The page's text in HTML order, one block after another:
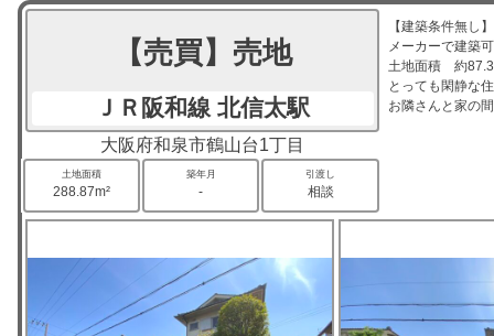
【売買】売地
ＪＲ阪和線 北信太駅
大阪府和泉市鶴山台1丁目
土地面積
288.87m²
築年月
-
引渡し
相談
【建築条件無し
メーカーで建築
土地面積 約
とっても閑静な
お隣さんと家の